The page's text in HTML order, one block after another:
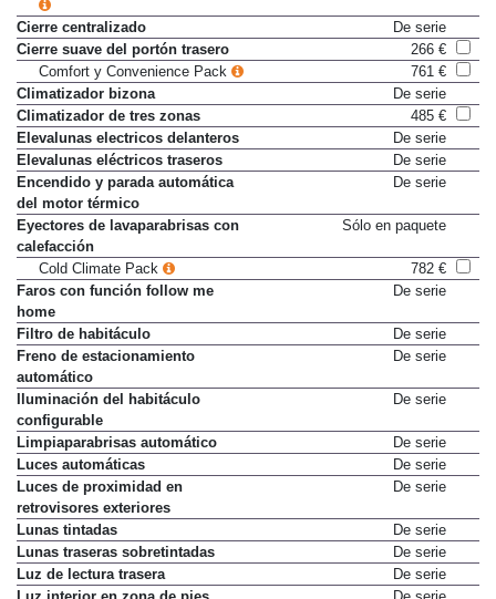
Cierre centralizado
De serie
Cierre suave del portón trasero
266 €
Comfort y Convenience Pack
761 €
Climatizador bizona
De serie
Climatizador de tres zonas
485 €
Elevalunas electricos delanteros
De serie
Elevalunas eléctricos traseros
De serie
Encendido y parada automática
del motor térmico
De serie
Eyectores de lavaparabrisas con
calefacción
Sólo en paquete
Cold Climate Pack
782 €
Faros con función follow me
home
De serie
Filtro de habitáculo
De serie
Freno de estacionamiento
automático
De serie
Iluminación del habitáculo
configurable
De serie
Limpiaparabrisas automático
De serie
Luces automáticas
De serie
Luces de proximidad en
retrovisores exteriores
De serie
Lunas tintadas
De serie
Lunas traseras sobretintadas
De serie
Luz de lectura trasera
De serie